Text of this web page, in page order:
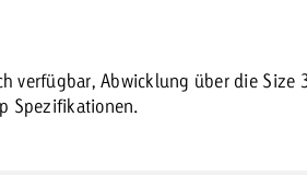
verfügbar, Abwicklung über die Size
Spezifikationen.